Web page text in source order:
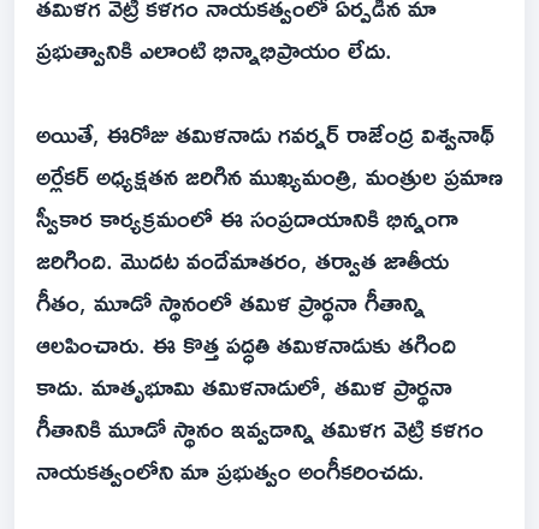
ప్రభుత్వానికి ఎలాంటి భిన్నాభిప్రాయం లేదు.
అయితే, ఈరోజు తమిళనాడు గవర్నర్ రాజేంద్ర విశ్వనాథ్
అర్లేకర్ అధ్యక్షతన జరిగిన ముఖ్యమంత్రి, మంత్రుల ప్రమాణ
స్వీకార కార్యక్రమంలో ఈ సంప్రదాయానికి భిన్నంగా
జరిగింది. మొదట వందేమాతరం, తర్వాత జాతీయ
గీతం, మూడో స్థానంలో తమిళ ప్రార్థనా గీతాన్ని
ఆలపించారు. ఈ కొత్త పద్ధతి తమిళనాడుకు తగింది
కాదు. మాతృభూమి తమిళనాడులో, తమిళ ప్రార్థనా
గీతానికి మూడో స్థానం ఇవ్వడాన్ని తమిళగ వెట్రి కళగం
నాయకత్వంలోని మా ప్రభుత్వం అంగీకరించదు.